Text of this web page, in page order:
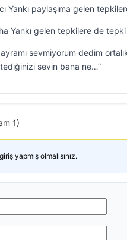
Yankı paylaşıma gelen
Yankı gelen tepkilere de
sevmiyorum dedim
sevin bana ne…”
1)
yapmış olmalısınız.